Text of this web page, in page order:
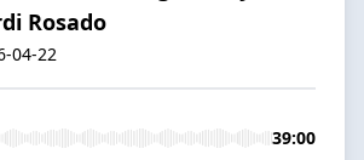
Rosado
04-22
39:00